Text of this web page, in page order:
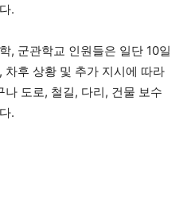
.
, 군관학교 인원들은 일단 10일
후 상황 및 추가 지시에 따라
도로, 철길, 다리, 건물 보수
.